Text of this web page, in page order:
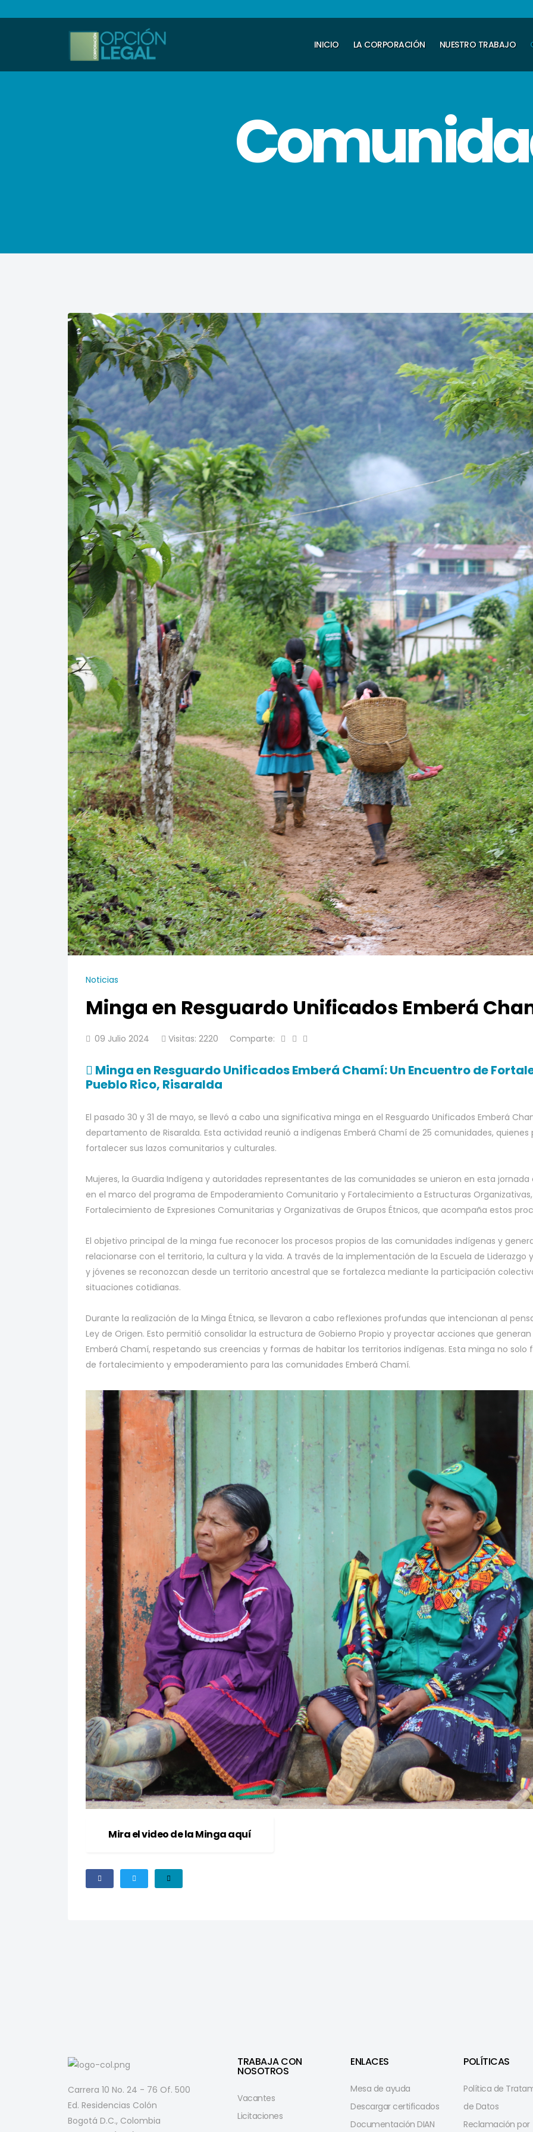
INICIO LA CORPORACIÓN NUESTRO TRABAJO
Noticias
Minga en Resguardo Unificados Emberá
09 Julio 2024 Visitas: 2220 Comparte:
Minga en Resguardo Unificados Emberá Chamí: Un Encuentro de
Pueblo Rico, Risaralda
El pasado 30 y 31 de mayo, se llevó a cabo una significativa minga en el Resguardo Unificados Emberá
departamento de Risaralda. Esta actividad reunió a indígenas Emberá Chamí de 25 comunidades,
fortalecer sus lazos comunitarios y culturales.
Mujeres, la Guardia Indígena y autoridades representantes de las comunidades se unieron en esta
en el marco del programa de Empoderamiento Comunitario y Fortalecimiento a Estructuras
Fortalecimiento de Expresiones Comunitarias y Organizativas de Grupos Étnicos, que acompaña estos
El objetivo principal de la minga fue reconocer los procesos propios de las comunidades indígenas y
relacionarse con el territorio, la cultura y la vida. A través de la implementación de la Escuela de Liderazgo
y jóvenes se reconozcan desde un territorio ancestral que se fortalezca mediante la participación
situaciones cotidianas.
Durante la realización de la Minga Étnica, se llevaron a cabo reflexiones profundas que intencionan al
Ley de Origen. Esto permitió consolidar la estructura de Gobierno Propio y proyectar acciones que
Emberá Chamí, respetando sus creencias y formas de habitar los territorios indígenas. Esta minga no
de fortalecimiento y empoderamiento para las comunidades Emberá Chamí.
Mira el video de la Minga aquí
Carrera 10 No. 24 - 76 Of. 500
Ed. Residencias Colón
Bogotá D.C., Colombia
TRABAJA CON
NOSOTROS
Vacantes
Licitaciones
ENLACES
Mesa de ayuda
Descargar certificados
Documentación DIAN
POLÍTICAS
Política de
de Datos
Reclamación por